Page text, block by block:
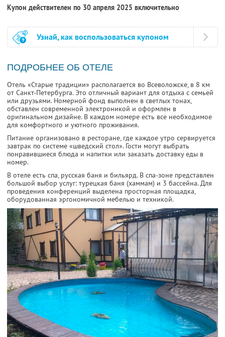
Купон действителен по 30 апреля 2025 включительно
Узнай, как воспользоваться купоном
ПОДРОБНЕЕ ОБ ОТЕЛЕ
Отель «Старые традиции» располагается во Всеволожске, в 8 км
от Санкт-Петербурга. Это отличный вариант для отдыха с семьей
или друзьями. Номерной фонд выполнен в светлых тонах,
обставлен современной электроникой и оформлен в
оригинальном дизайне. В каждом номере есть все необходимое
для комфортного и уютного проживания.
Питание организовано в ресторане, где каждое утро сервируется
завтрак по системе «шведский стол». Гости могут выбрать
понравившиеся блюда и напитки или заказать доставку еды в
номер.
В отеле есть спа, русская баня и бильярд. В спа-зоне представлен
большой выбор услуг: турецкая баня (хаммам) и 3 бассейна. Для
проведения конференций выделена просторная площадка,
оборудованная эргономичной мебелью и техникой.